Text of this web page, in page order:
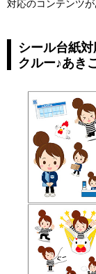
対応のコンテンツが
シール台紙
クルー♪あき